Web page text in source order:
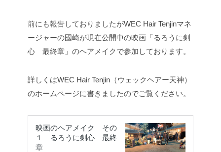
前にも報告しておりましたがWEC Hair Tenjinマネ
ージャーの國崎が現在公開中の映画「るろうに剣
心 最終章」のヘアメイクで参加しております。
詳しくはWEC Hair Tenjin（ウェックヘアー天神）
のホームページに書きましたのでご覧ください。